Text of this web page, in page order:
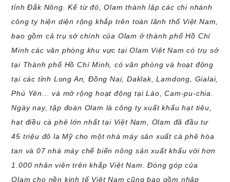
tỉnh Đắk Nông. Kể từ đó, Olam thành lập các chi nhánh
công ty hiện diện rộng khắp trên toàn lãnh thổ Việt Nam,
bao gồm cả trụ sở chính của Olam ở thành phố Hồ Chí
Minh các văn phòng khu vực tại Olam Việt Nam có trụ sở
tại Thành phố Hồ Chí Minh, có văn phòng và hoạt động
tại các tỉnh Long An, Đồng Nai, Daklak, Lamdong, Gialai,
Phú Yên... và mở rộng hoạt động tại Lào, Cam-pu-chia.
Ngày nay, tập đoàn Olam là công ty xuất khẩu hạt tiêu,
hạt điều cà phê lớn nhất tại Việt Nam, Olam đã đầu tư
45 triệu đô la Mỹ cho một nhà máy sản xuất cà phê hòa
tan và 07 nhà máy chế biến nông sản xuất khẩu với hơn
1.000 nhân viên trên khắp Việt Nam. Đóng góp của
Olam cho nền kinh tế Việt Nam cũng bao gồm nhập